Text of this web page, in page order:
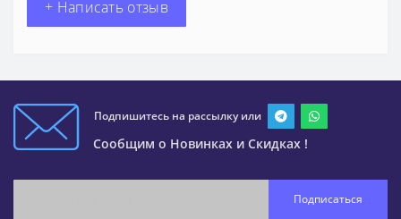
+ Написать отзыв
Подпишитесь на рассылку или
Сообщим о Новинках и Скидках !
Подписаться